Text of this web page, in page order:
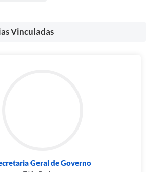
Vinculadas
Geral de Governo